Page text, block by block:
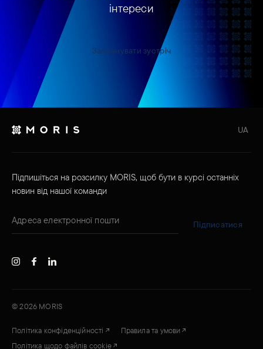
інтереси
Запланувати зустріч
UA
Підпишіться на розсилку MORIS, щоб бути в курсі останніх
новин від нашої команди
Підписатися
©2026 MORIS
Політика конфіденційності
Правила та умови
Політика щодо файлів cookie